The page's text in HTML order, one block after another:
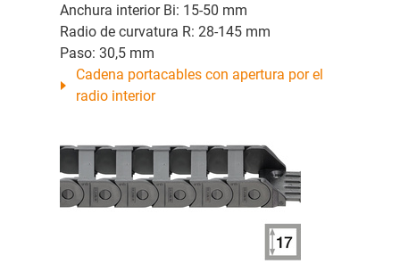
Anchura interior Bi: 15-50 mm
Radio de curvatura R: 28-145 mm
Paso: 30,5 mm
Cadena portacables con apertura por el
radio interior